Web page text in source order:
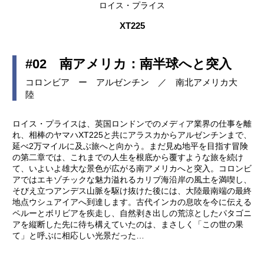
ロイス・プライス
XT225
#02 南アメリカ：南半球へと突入
コロンビア ー アルゼンチン ／ 南北アメリカ大
陸
ロイス・プライスは、英国ロンドンでのメディア業界の仕事を離
れ、相棒のヤマハXT225と共にアラスカからアルゼンチンまで、
延べ2万マイルに及ぶ旅へと向かう。まだ見ぬ地平を目指す冒険
の第二章では、これまでの人生を根底から覆すような旅を続け
て、いよいよ雄大な景色が広がる南アメリカへと突入。コロンビ
アではエキゾチックな魅力溢れるカリブ海沿岸の風土を満喫し、
そびえ立つアンデス山脈を駆け抜けた後には、大陸最南端の最終
地点ウシュアイアへ到達します。古代インカの息吹を今に伝える
ペルーとボリビアを疾走し、自然剥き出しの荒涼としたパタゴニ
アを縦断した先に待ち構えていたのは、まさしく「この世の果
て」と呼ぶに相応しい光景だった…